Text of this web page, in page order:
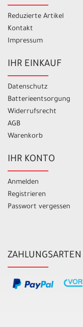
Reduzierte Artikel
Kontakt
Impressum
IHR EINKAUF
Datenschutz
Batterieentsorgung
Widerrufsrecht
AGB
Warenkorb
IHR KONTO
Anmelden
Registrieren
Passwort vergessen
ZAHLUNGSARTEN